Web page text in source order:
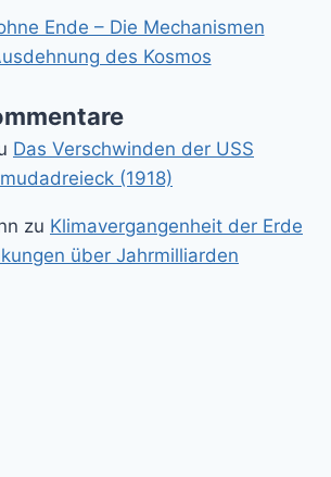
Ende – Die Mechanismen
des Kosmos
Das Verschwinden der USS
(1918)
zu Klimavergangenheit der Erde
über Jahrmilliarden